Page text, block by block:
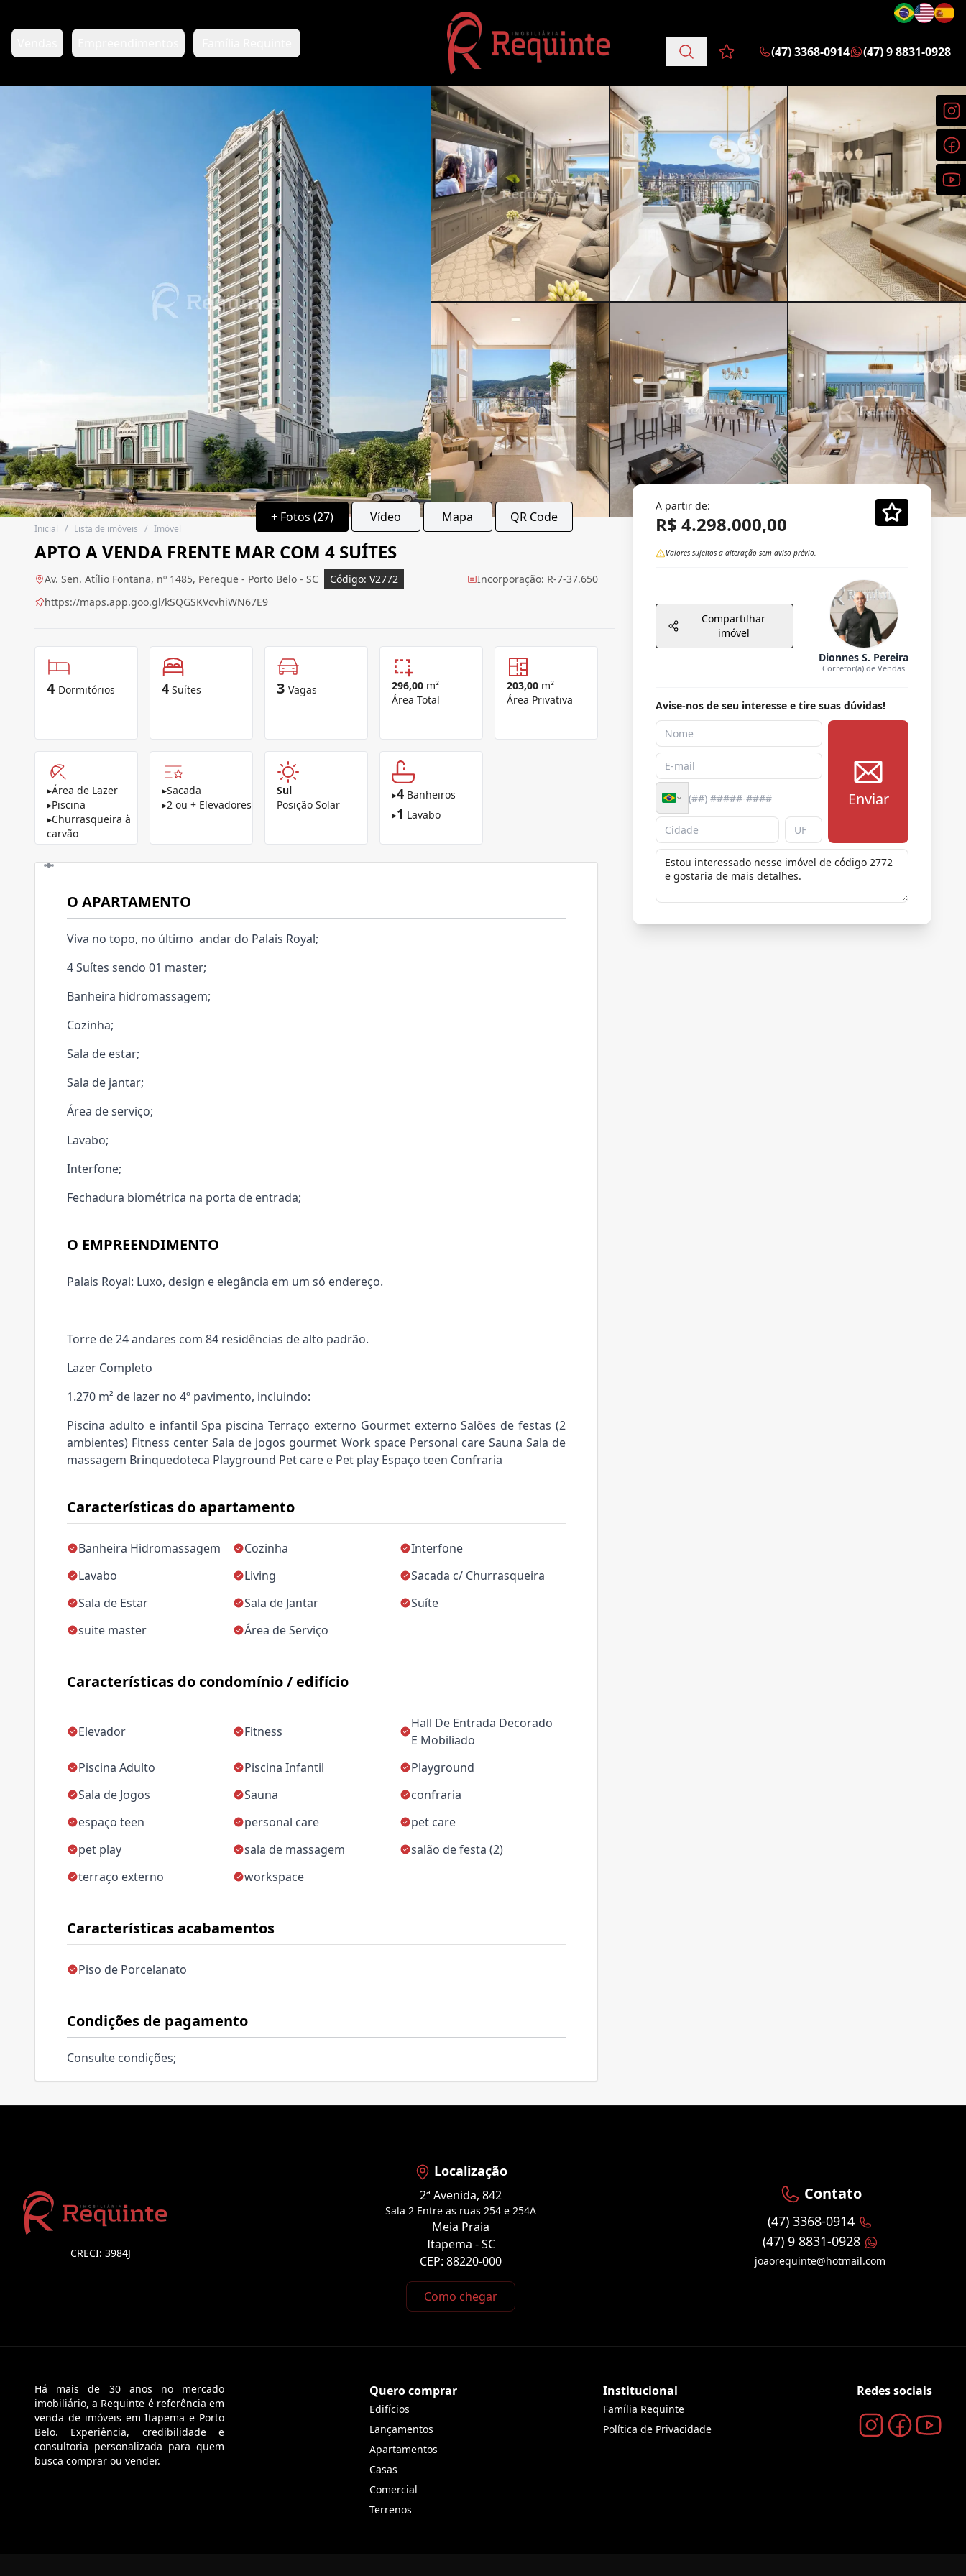
Favoritos (0 itens)
(47) 3368-0914 (47) 9 8831-0928
+ Fotos (27) Vídeo Mapa QR Code
Inicial / Lista de imóveis / Imóvel
APTO A VENDA FRENTE MAR COM 4 SUÍTES
Av. Sen. Atílio Fontana, nº 1485, Pereque - Porto Belo - SC Código: V2772
Incorporação: R-7-37.650
https://maps.app.goo.gl/kSQGSKVcvhiWN67E9
4 Dormitórios 4 Suítes 3 Vagas 296,00 m²
Área Total
203,00 m²
Área Privativa
▸Área de Lazer
▸Piscina
▸Churrasqueira à
carvão
▸Sacada
▸2 ou + Elevadores
Sul
Posição Solar
▸4 Banheiros
▸1 Lavabo
Características do apartamento
Banheira Hidromassagem Cozinha
Interfone
Lavabo
Living
Sacada c/ Churrasqueira
Sala de Estar
Sala de Jantar
Suíte
suite master
Área de Serviço
Características do condomínio / edifício
Elevador Fitness
Hall De Entrada Decorado
E Mobiliado
Piscina Adulto
Piscina Infantil
Playground
Sala de Jogos
Sauna
confraria
espaço teen
personal care
pet care
pet play
sala de massagem
salão de festa (2)
terraço externo
workspace
Características acabamentos
Piso de Porcelanato
O APARTAMENTO
Viva no topo, no último andar do Palais Royal;
4 Suítes sendo 01 master;
Banheira hidromassagem;
Cozinha;
Sala de estar;
Sala de jantar;
Área de serviço;
Lavabo;
Interfone;
Fechadura biométrica na porta de entrada;
O EMPREENDIMENTO
Palais Royal: Luxo, design e elegância em um só endereço.
Torre de 24 andares com 84 residências de alto padrão.
Lazer Completo
1.270 m² de lazer no 4º pavimento, incluindo:
Piscina adulto e infantil Spa piscina Terraço externo Gourmet externo Salões de festas (2
ambientes) Fitness center Sala de jogos gourmet Work space Personal care Sauna Sala de
massagem Brinquedoteca Playground Pet care e Pet play Espaço teen Confraria
Condições de pagamento
Consulte condições;
A partir de:
R$ 4.298.000,00
Valores sujeitos a alteração sem aviso prévio.
Compartilhar
imóvel
Dionnes S. Pereira
Corretor(a) de Vendas
Avise-nos de seu interesse e tire suas dúvidas!
Enviar
CRECI: 3984J
Localização
2ª Avenida, 842
Sala 2 Entre as ruas 254 e 254A
Meia Praia
Itapema - SC
CEP: 88220-000
Como chegar
Contato
(47) 3368-0914
(47) 9 8831-0928
joaorequinte@hotmail.com
Há mais de 30 anos no mercado
imobiliário, a Requinte é referência em
venda de imóveis em Itapema e Porto
Belo. Experiência, credibilidade e
consultoria personalizada para quem
busca comprar ou vender.
Quero comprar
Edifícios
Lançamentos
Apartamentos
Casas
Comercial
Terrenos
Institucional
Família Requinte
Política de Privacidade
Redes sociais